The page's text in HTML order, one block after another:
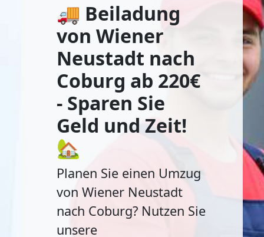
🚚 Beiladung
von Wiener
Neustadt nach
Coburg ab 220€
- Sparen Sie
Geld und Zeit!
🏡
Planen Sie einen Umzug
von Wiener Neustadt
nach Coburg? Nutzen Sie
unsere